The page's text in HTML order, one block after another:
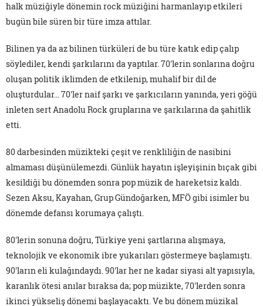
halk müziğiyle dönemin rock müziğini harmanlayıp etkileri
bugün bile süren bir türe imza attılar.
Bilinen ya da az bilinen türküleri de bu türe katık edip çalıp
söylediler, kendi şarkılarını da yaptılar. 70'lerin sonlarına doğru
oluşan politik iklimden de etkilenip, muhalif bir dil de
oluşturdular… 70'ler naif şarkı ve şarkıcıların yanında, yeri göğü
inleten sert Anadolu Rock gruplarına ve şarkılarına da şahitlik
etti.
80 darbesinden müzikteki çeşit ve renkliliğin de nasibini
almaması düşünülemezdi. Günlük hayatın işleyişinin bıçak gibi
kesildiği bu dönemden sonra pop müzik de hareketsiz kaldı.
Sezen Aksu, Kayahan, Grup Gündoğarken, MFÖ gibi isimler bu
dönemde defansı korumaya çalıştı.
80'lerin sonuna doğru, Türkiye yeni şartlarına alışmaya,
teknolojik ve ekonomik ibre yukarıları göstermeye başlamıştı.
90'ların eli kulağındaydı. 90'lar her ne kadar siyasi alt yapısıyla,
karanlık ötesi anılar bıraksa da; pop müzikte, 70'lerden sonra
ikinci yükseliş dönemi başlayacaktı. Ve bu dönem müzikal